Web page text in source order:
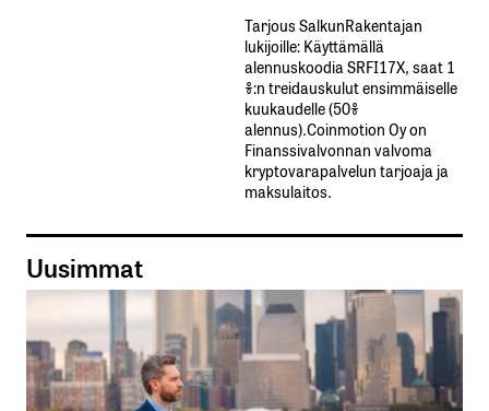
Tarjous SalkunRakentajan
lukijoille: Käyttämällä​ ​
alennuskoodia​ ​SRFI17X,​ ​saat​ ​1
%:n treidauskulut​ ​ensimmäiselle​ ​
kuukaudelle​ ​(50%​ ​
alennus).Coinmotion Oy on
Finanssivalvonnan valvoma
kryptovarapalvelun tarjoaja ja
maksulaitos.
Uusimmat